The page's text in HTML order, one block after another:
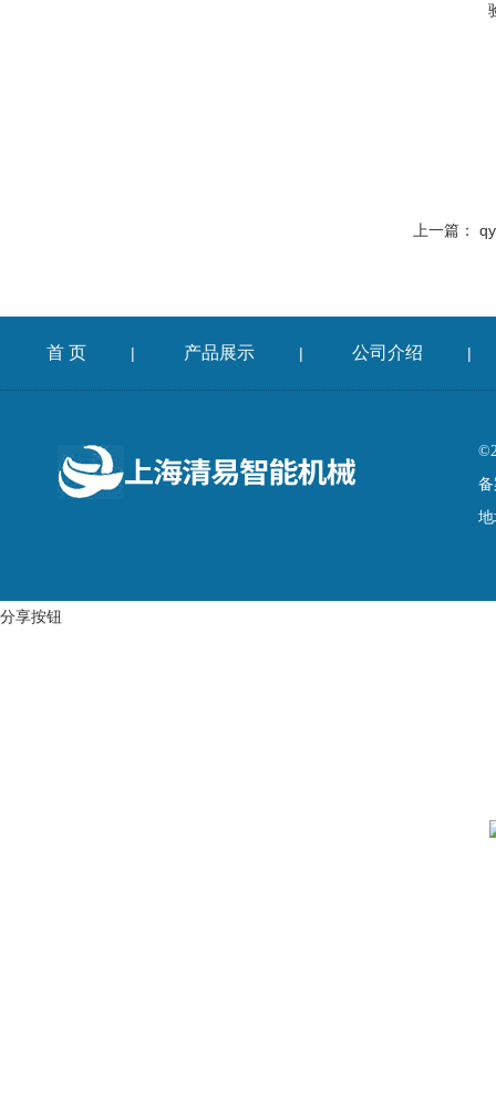
上一篇：
首 页 | 产品展示 | 公司介绍 |
备
分享按钮